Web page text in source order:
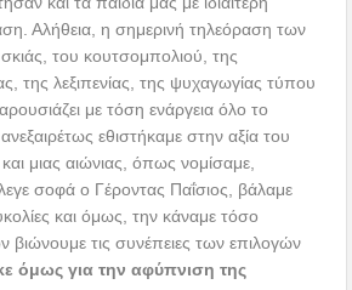
Αλήθεια, η σημερινή τηλεόραση των
του κουτσομπολιού, της
της λεξιπενίας, της ψυχαγωγίας τύπου
με τόση ενάργεια όλο το
εθιστήκαμε στην αξία του
μιας αιώνιας, όπως νομίσαμε,
σοφά ο Γέροντας Παΐσιος, βάλαμε
και όμως, την κάναμε τόσο
τις συνέπειες των επιλογών
όμως για την αφύπνιση της